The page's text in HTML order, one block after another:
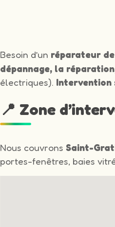
Besoin d’un réparateur
dépannage, la
électriques). Intervention
📍 Zone
Nous couvronsSaint-
portes-fenêtres, baies